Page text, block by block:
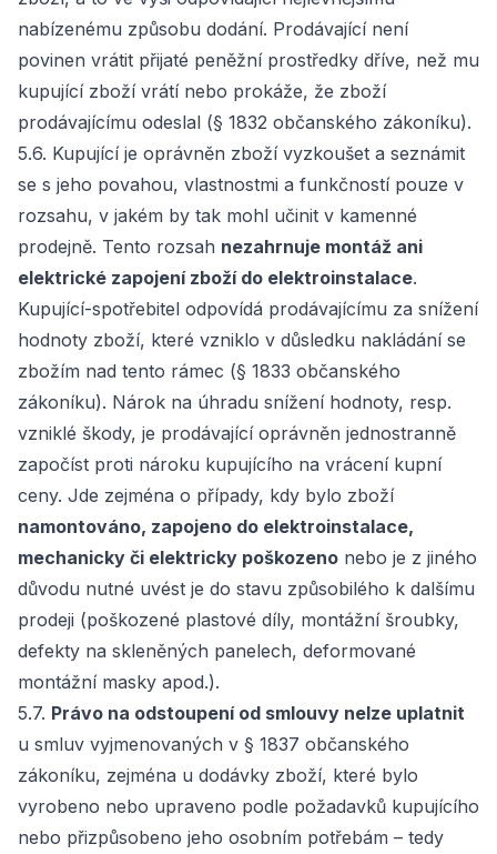
nabízenému způsobu dodání. Prodávající není
povinen vrátit přijaté peněžní prostředky dříve, než mu
kupující zboží vrátí nebo prokáže, že zboží
prodávajícímu odeslal (§ 1832 občanského zákoníku).
5.6. Kupující je oprávněn zboží vyzkoušet a seznámit
se s jeho povahou, vlastnostmi a funkčností pouze v
rozsahu, v jakém by tak mohl učinit v kamenné
prodejně. Tento rozsah nezahrnuje montáž ani
elektrické zapojení zboží do elektroinstalace.
Kupující-spotřebitel odpovídá prodávajícímu za snížení
hodnoty zboží, které vzniklo v důsledku nakládání se
zbožím nad tento rámec (§ 1833 občanského
zákoníku). Nárok na úhradu snížení hodnoty, resp.
vzniklé škody, je prodávající oprávněn jednostranně
započíst proti nároku kupujícího na vrácení kupní
ceny. Jde zejména o případy, kdy bylo zboží
namontováno, zapojeno do elektroinstalace,
mechanicky či elektricky poškozeno nebo je z jiného
důvodu nutné uvést je do stavu způsobilého k dalšímu
prodeji (poškozené plastové díly, montážní šroubky,
defekty na skleněných panelech, deformované
montážní masky apod.).
5.7. Právo na odstoupení od smlouvy nelze uplatnit
u smluv vyjmenovaných v § 1837 občanského
zákoníku, zejména u dodávky zboží, které bylo
vyrobeno nebo upraveno podle požadavků kupujícího
nebo přizpůsobeno jeho osobním potřebám – tedy